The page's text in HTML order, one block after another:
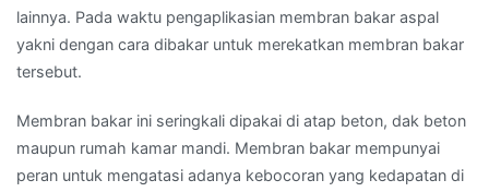
lainnya. Pada waktu pengaplikasian membran bakar aspal
yakni dengan cara dibakar untuk merekatkan membran bakar
tersebut.
Membran bakar ini seringkali dipakai di atap beton, dak beton
maupun rumah kamar mandi. Membran bakar mempunyai
peran untuk mengatasi adanya kebocoran yang kedapatan di